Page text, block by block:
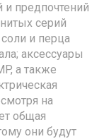
и предпочтений
серий
и перца
аксессуары
а также
на
общая
они будут